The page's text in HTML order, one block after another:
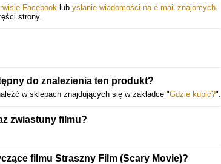
Facebook lub ysłanie wiadomości na e-mail znajomych.
strony.
do znalezienia ten produkt?
w sklepach znajdujących się w zakładce "Gdzie kupić?".
zwiastuny filmu?
filmu Straszny Film (Scary Movie)?